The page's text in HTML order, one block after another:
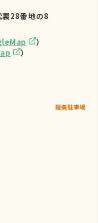
裏28番地の8
）
）
提携駐車場